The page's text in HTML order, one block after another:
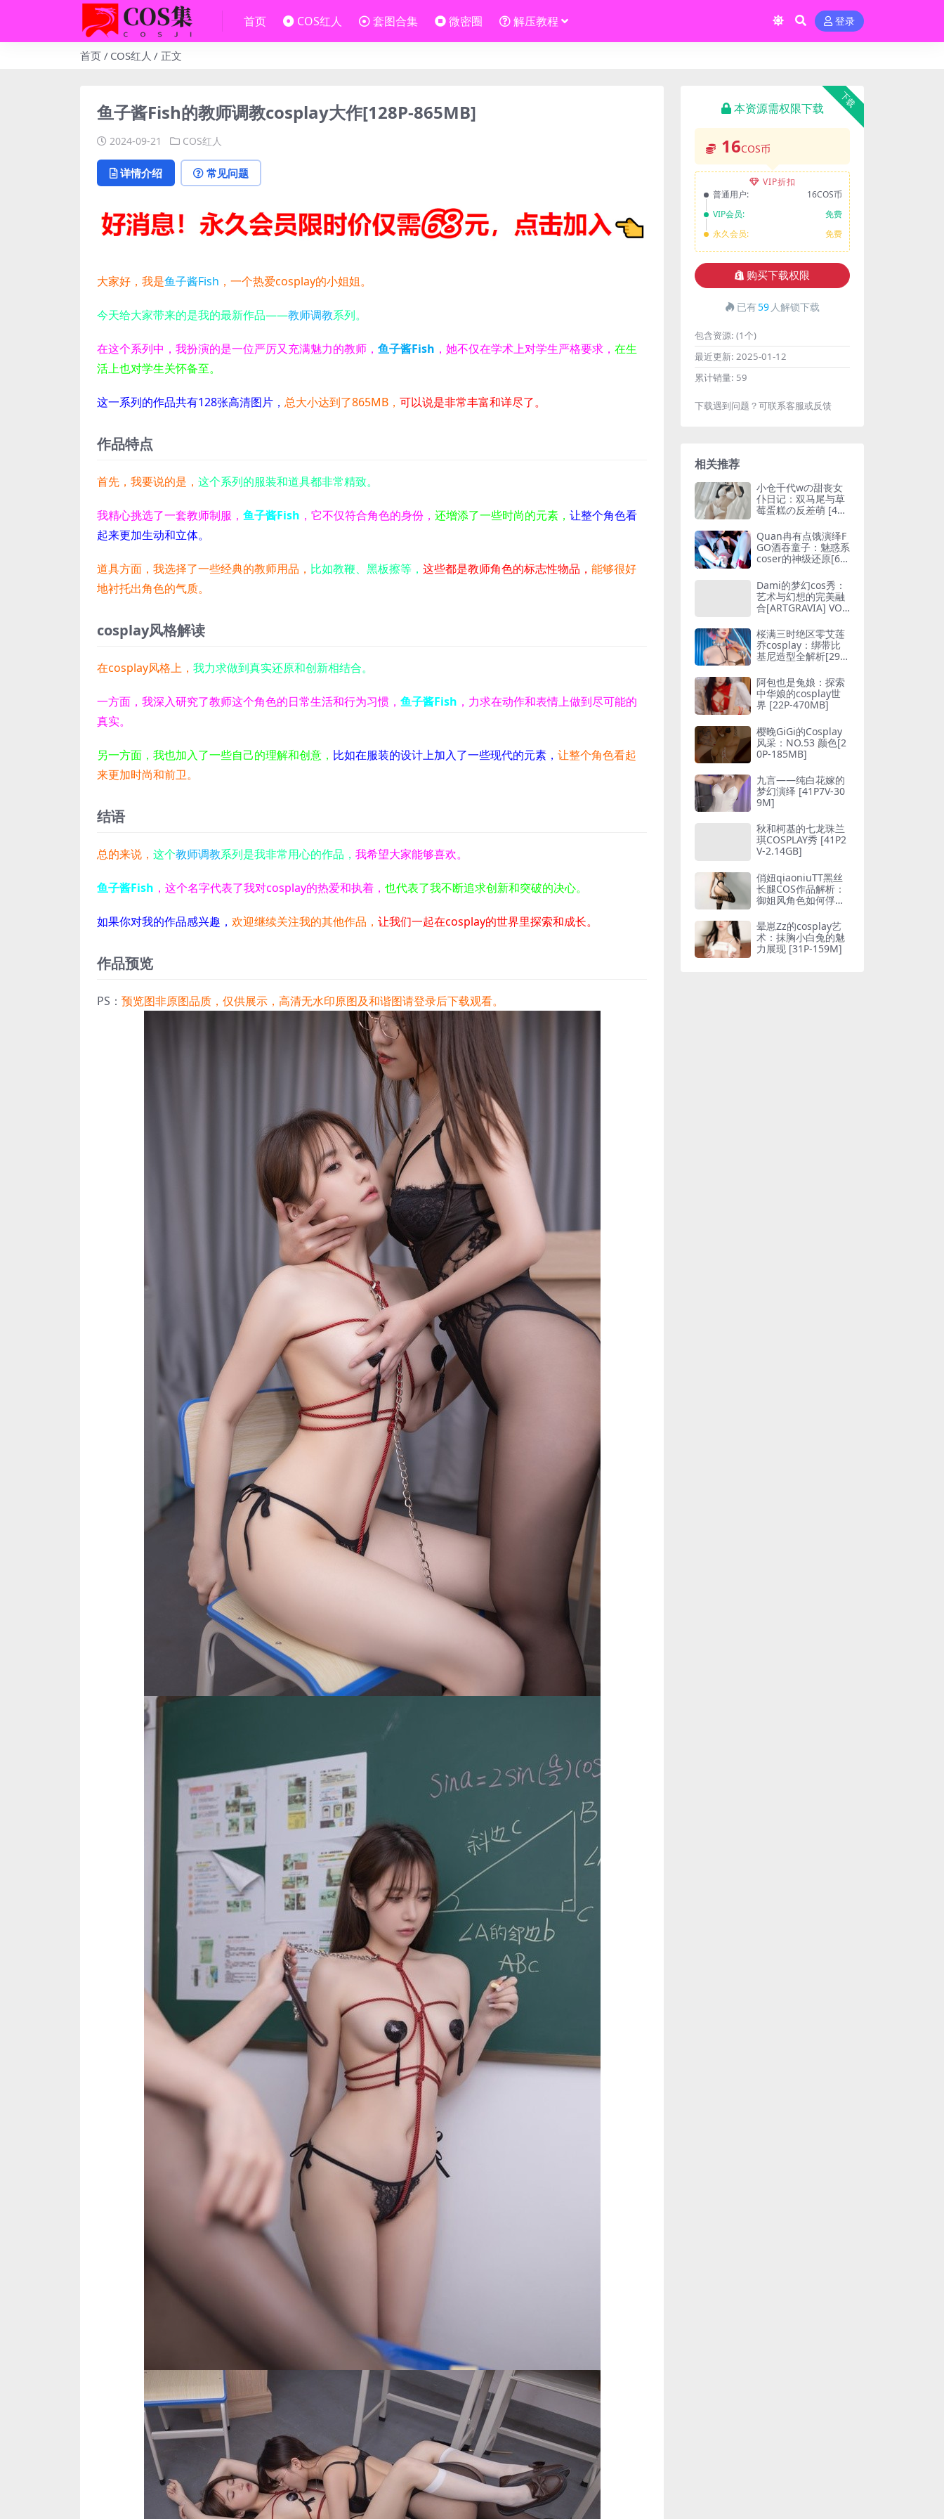
首页 COS红人 套图合集 微密圈 解压教程 登录
首页 COS红人 正文
鱼子酱Fish的教师调教cosplay大作[128P-865MB]
2024-09-21 COS红人
详情介绍 常见问题
大家好，我是鱼子酱Fish ，一个热爱cosplay的小姐姐。
今天给大家带来的是我的最新作品——教师调教系列。
在这个系列中，我扮演的是一位严厉又充满魅力的教师， 鱼子酱Fish ，她不仅在学术上对学生严格要求， 在生
活上也对学生关怀备至。
这一系列的作品共有128张高清图片， 总大小达到了865MB， 可以说是非常丰富和详尽了。
作品特点
首先，我要说的是， 这个系列的服装和道具都非常精致。
我精心挑选了一套教师制服， 鱼子酱Fish ，它不仅符合角色的身份， 还增添了一些时尚的元素， 让整个角色看
起来更加生动和立体。
道具方面，我选择了一些经典的教师用品， 比如教鞭、黑板擦等， 这些都是教师角色的标志性物品， 能够很好
地衬托出角色的气质。
cosplay风格解读
在cosplay风格上， 我力求做到真实还原和创新相结合。
一方面，我深入研究了教师这个角色的日常生活和行为习惯， 鱼子酱Fish ，力求在动作和表情上做到尽可能的
真实。
另一方面，我也加入了一些自己的理解和创意， 比如在服装的设计上加入了一些现代的元素， 让整个角色看起
来更加时尚和前卫。
结语
总的来说， 这个教师调教系列是我非常用心的作品， 我希望大家能够喜欢。
鱼子酱Fish ，这个名字代表了我对cosplay的热爱和执着， 也代表了我不断追求创新和突破的决心。
如果你对我的作品感兴趣， 欢迎继续关注我的其他作品， 让我们一起在cosplay的世界里探索和成长。
作品预览
PS： 预览图非原图品质，仅供展示，高清无水印原图及和谐图请登录后下载观看。
下载
本资源需权限下载
16COS币
VIP折扣
普通用户:
16COS币
VIP会员:
免费
永久会员:
免费
购买下载权限
已有59 人解锁下载
包含资源: (1个)
最近更新: 2025-01-12
累计销量: 59
下载遇到问题？可联系客服或反馈
相关推荐
小仓千代wの甜丧女
仆日记：双马尾与草
莓蛋糕の反差萌 [45P
Quan冉有点饿演绎F
GO酒吞童子：魅惑系
coser的神级还原[62
Dami的梦幻cos秀：
艺术与幻想的完美融
合[ARTGRAVIA] VOL.
桜满三时绝区零艾莲
乔cosplay：绑带比
基尼造型全解析[29P-
阿包也是兔娘：探索
中华娘的cosplay世
界 [22P-470MB]
樱晚GiGi的Cosplay
风采：NO.53 颜色[2
0P-185MB]
九言——纯白花嫁的
梦幻演绎 [41P7V-30
9M]
秋和柯基的七龙珠兰
琪COSPLAY秀 [41P2
V-2.14GB]
俏妞qiaoniuTT黑丝
长腿COS作品解析：
御姐风角色如何俘获
晕崽Zz的cosplay艺
术：抹胸小白兔的魅
力展现 [31P-159M]